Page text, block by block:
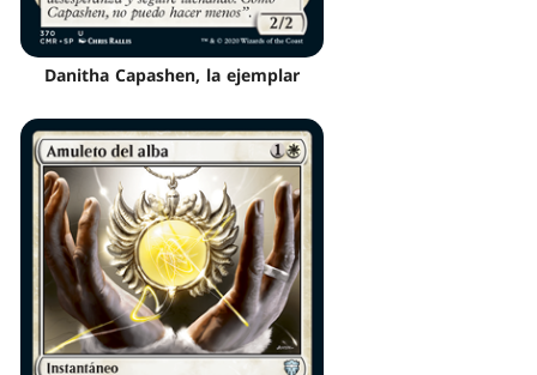
Danitha Capashen, la ejemplar